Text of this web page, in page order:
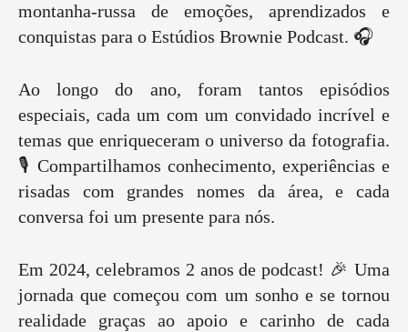
montanha-russa de emoções, aprendizados e
conquistas para o Estúdios Brownie Podcast. 🎧
Ao longo do ano, foram tantos episódios
especiais, cada um com um convidado incrível e
temas que enriqueceram o universo da fotografia.
🎙️ Compartilhamos conhecimento, experiências e
risadas com grandes nomes da área, e cada
conversa foi um presente para nós.
Em 2024, celebramos 2 anos de podcast! 🎉 Uma
jornada que começou com um sonho e se tornou
realidade graças ao apoio e carinho de cada